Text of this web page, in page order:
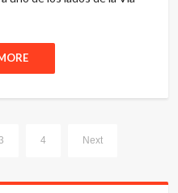
4 Next